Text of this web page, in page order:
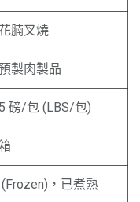
腩叉燒
製肉製品
磅/包 (LBS/包)
，已煮熟